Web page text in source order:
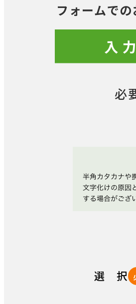
フォームで
入 力
必
選 択